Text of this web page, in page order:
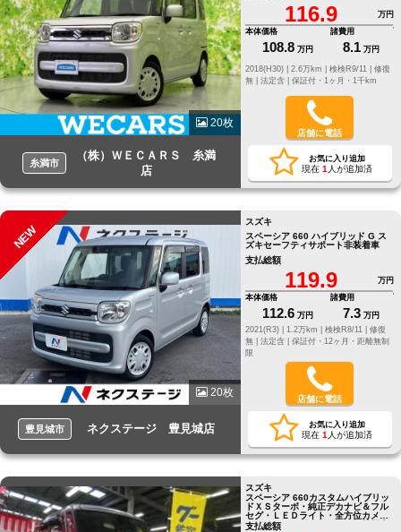
20枚
糸満市
（株）ＷＥＣＡＲＳ 糸満
店
116.9
万円
本体価格
108.8 万円
諸費用
8.1 万円
修復
無 | 法定含 | 保証付・1ヶ月・1千km
店舗に電話
お気に入り追加
現在 1 人が追加済
NEW
20枚
豊見城市 ネクステージ 豊見城店
スズキ
スペーシア 660 ハイブリッド G ス
ズキセーフティサポート非装着車
支払総額
119.9
万円
本体価格
112.6 万円
諸費用
7.3 万円
2021(R3) |
1.2万km | 検検R8/11 | 修復
無 | 法定含 | 保証付・12ヶ月・距離無制
限
店舗に電話
お気に入り追加
現在 1 人が追加済
スズキ
スペーシア 660カスタムハイブリッ
ドＸＳターボ・純正デカナビ＆フル
セグ・ＬＥＤライト・全方位カメ
ラ・ハーフレザー・エアロVr禁煙車
支払総額